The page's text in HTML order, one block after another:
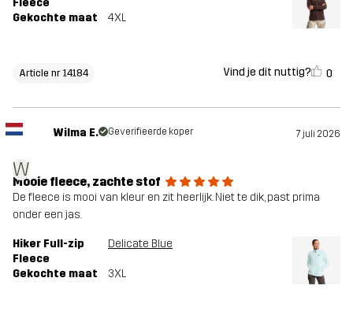
Gekochte maat 4XL
Article nr 14184 Vind je dit nuttig? 0
W
Wilma E. Geverifieerde koper 7 juli 2026
Mooie fleece, zachte stof
De fleece is mooi van kleur en zit heerlijk. Niet te dik, past prima
onder een jas.
Hiker Full-zip
Fleece
Delicate Blue
Gekochte maat 3XL